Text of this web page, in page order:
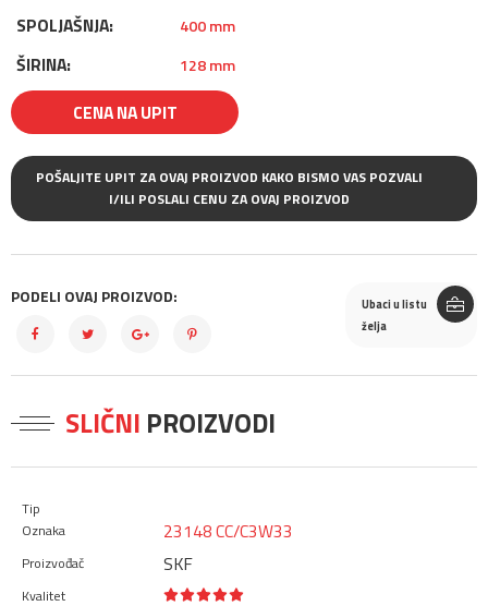
SPOLJAŠNJA: 400 mm
ŠIRINA: 128 mm
CENA NA UPIT
POŠALJITE UPIT ZA OVAJ PROIZVOD KAKO BISMO VAS POZVALI
I/ILI POSLALI CENU ZA OVAJ PROIZVOD
PODELI OVAJ PROIZVOD:
Ubaci u listu
želja
SLIČNI PROIZVODI
23148 CC/C3W33
SKF